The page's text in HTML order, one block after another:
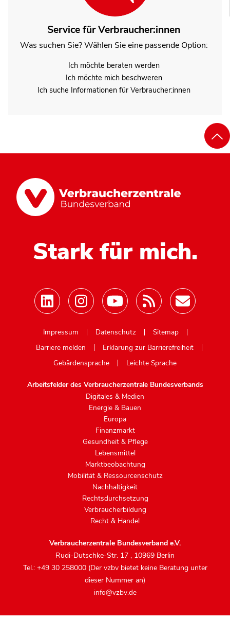
Service für Verbraucher:innen
Was suchen Sie? Wählen Sie eine passende Option:
Ich möchte beraten werden
Ich möchte mich beschweren
Ich suche Informationen für Verbraucher:innen
Stark für mich.
Impressum
Datenschutz
Sitemap
Barriere melden
Erklärung zur Barrierefreiheit
Gebärdensprache
Leichte Sprache
Arbeitsfelder des Verbraucherzentrale Bundesverbands
Digitales & Medien
Energie & Bauen
Europa
Finanzmarkt
Gesundheit & Pflege
Lebensmittel
Marktbeobachtung
Mobilität & Ressourcenschutz
Nachhaltigkeit
Rechtsdurchsetzung
Verbraucherbildung
Recht & Handel
Verbraucherzentrale Bundesverband e.V.
Rudi-Dutschke-Str. 17 , 10969 Berlin
Tel.: +49 30 258000 (Der vzbv bietet keine Beratung unter
dieser Nummer an)
info@vzbv.de